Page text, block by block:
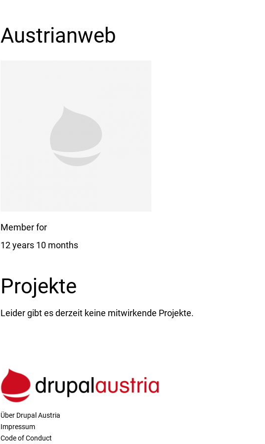
Austrianweb
Member for
12 years 10 months
Projekte
Leider gibt es derzeit keine mitwirkende Projekte.
Über Drupal Austria
Impressum
Code of Conduct